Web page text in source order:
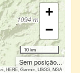
+
−
10 km
Sem posição...
HERE, Garmin, USGS, NGA